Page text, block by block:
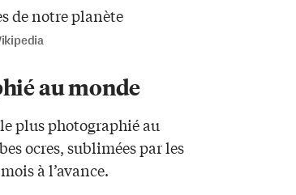
au monde
plus photographié au
ocres, sublimées par les
à l’avance.